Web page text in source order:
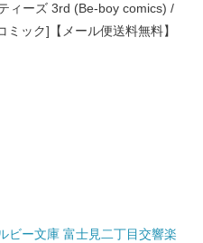
ィーズ 3rd (Be-boy comics) /
ック]【メール便送料無料】
ビー文庫 富士見二丁目交響楽